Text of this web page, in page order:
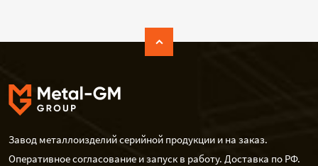
Завод металлоизделий серийной продукции и на заказ.
Оперативное согласование и запуск в работу. Доставка по РФ.